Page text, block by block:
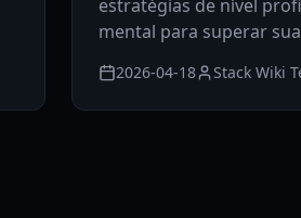
estratégias de nível
mental para superar
2026-04-18 Stack Wiki